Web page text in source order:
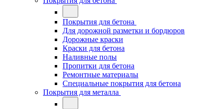
Покрытия для бетона
Для дорожной разметки и бордюров
Дорожные краски
Краски для бетона
Наливные полы
Пропитки для бетона
Ремонтные материалы
Специальные покрытия для бетона
Покрытия для металла